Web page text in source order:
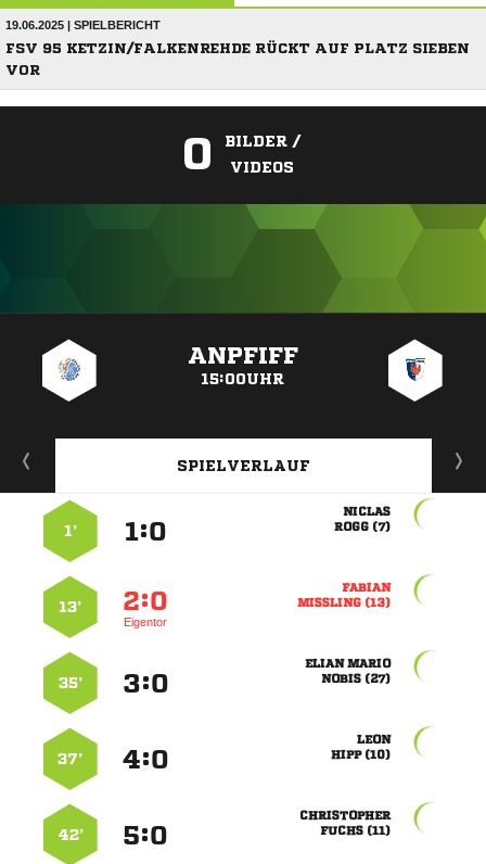
19.06.2025 | SPIELBERICHT
FSV 95 KETZIN/FALKENREHDE RÜCKT AUF PLATZ SIEBEN
VOR
0
BILDER /
VIDEOS
ANPFIFF
15:00UHR
SPIELVERLAUF

 
:
1’

 
:
Eigentor
13’
 
 
:
35’

 
:
37’

 
:
42’